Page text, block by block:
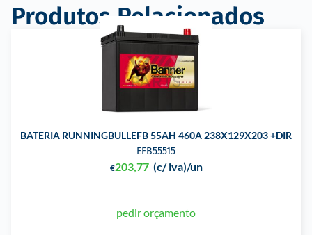
Produtos Relacionados
BATERIA RUNNINGBULLEFB 55AH 460A 238X129X203 +DIR
EFB55515
€203,77 (c/ iva)/un
pedir orçamento